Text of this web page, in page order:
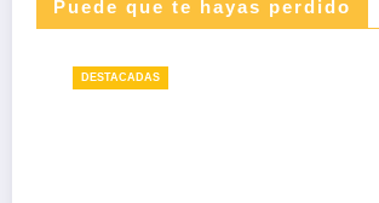
Puede que te hayas perdido
DESTACADAS